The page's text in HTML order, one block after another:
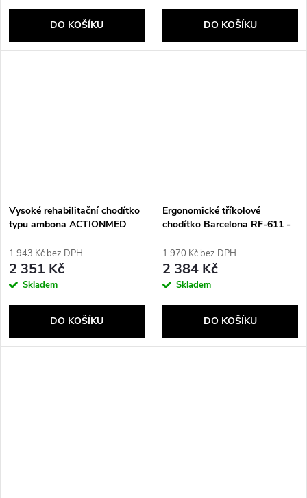
DO KOŠÍKU DO KOŠÍKU
Vysoké rehabilitační chodítko
typu ambona ACTIONMED
1 943 Kč bez DPH
2 351 Kč
Skladem
DO KOŠÍKU
Ergonomické tříkolové
chodítko Barcelona RF-611 -
1 970 Kč bez DPH
2 384 Kč
Skladem
DO KOŠÍKU